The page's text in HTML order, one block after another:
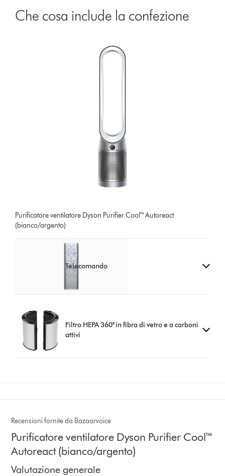
Che cosa include la confezione
Purificatore ventilatore Dyson Purifier Cool™ Autoreact
(bianco/argento)
Telecomando
Filtro HEPA 360° in fibra di vetro e a carboni
attivi
Recensioni fornite da Bazaarvoice
Purificatore ventilatore Dyson Purifier Cool™
Autoreact (bianco/argento)
Valutazione generale